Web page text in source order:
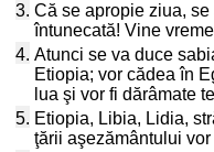
3. Că se apropie ziua,
întunecată! Vine
4. Atunci se va duce
Etiopia; vor cădea în
lua şi vor fi dărâmate
5. Etiopia, Libia, Lidia,
ţării aşezământului